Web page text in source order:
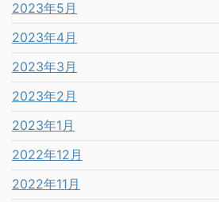
2023年5月
2023年4月
2023年3月
2023年2月
2023年1月
2022年12月
2022年11月